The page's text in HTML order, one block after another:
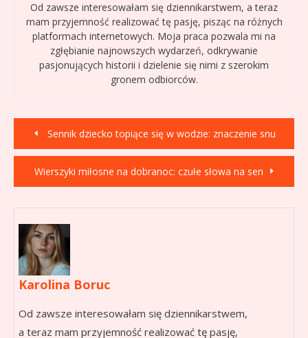
Od zawsze interesowałam się dziennikarstwem, a teraz
mam przyjemność realizować tę pasję, pisząc na różnych
platformach internetowych. Moja praca pozwala mi na
zgłębianie najnowszych wydarzeń, odkrywanie
pasjonujących historii i dzielenie się nimi z szerokim
gronem odbiorców.
Nawigacja
wpisu
Sennik dziecko topiące się w wodzie: znaczenie snu
Wierszyki miłosne na dobranoc: czułe słowa na sen
Karolina Boruc
Od zawsze interesowałam się dziennikarstwem,
a teraz mam przyjemność realizować tę pasję,